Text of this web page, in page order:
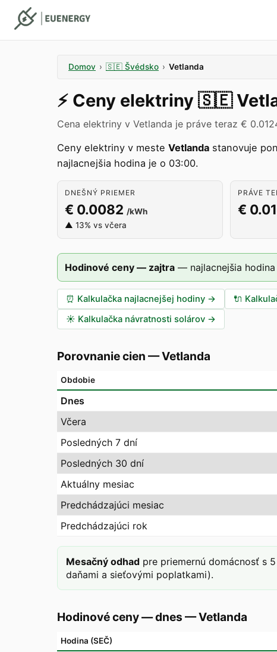
Domov › 🇸🇪 Švédsko › Vetlanda
⚡️ Ceny elektriny 🇸🇪
Cena elektriny v Vetlanda je práve teraz €
Ceny elektriny v meste Vetlanda stanovuje
najlacnejšia hodina je o 03:00.
DNEŠNÝ PRIEMER
€ 0.0082 /kWh
▲ 13% vs včera
PRÁVE
€
Hodinové ceny — zajtra — najlacnejšia
⏰ Kalkulačka najlacnejšej hodiny → 🔌
☀️ Kalkulačka návratnosti solárov →
Porovnanie cien —Vetlanda
Obdobie
Dnes
Včera
Posledných 7 dní
Posledných 30 dní
Aktuálny mesiac
Predchádzajúci mesiac
Predchádzajúci rok
Mesačný odhad pre priemernú domácnosť s
daňami a sieťovými poplatkami).
Hodinové ceny — dnes —Vetlanda
Hodina (SEČ)